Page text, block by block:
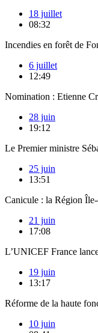
18 juillet
08:32
Incendies en forêt de
6 juillet
12:49
Nomination : Etienne
28 juin
19:12
Le Premier ministre
25 juin
13:51
Canicule : la Région
21 juin
17:08
L’UNICEF France
19 juin
13:17
Réforme de la haute
10 juin